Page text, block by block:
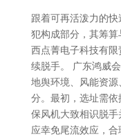
跟着可再活泼力的
犯构成部分，其筹
西点菁电子科技有
续脱手。 广东鸿威
地舆环境、风能资
分。最初，选址需
保风机大致相识脱
应幸免尾流效应，合